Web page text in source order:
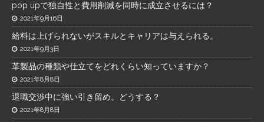
pop upで独自性と費用削減を同時に成立させるには？
2021年9月16日
給料は上げられないがスキルとキャリアは与えられる。
2021年9月3日
革製品の種類や仕立てをどれくらい知っていますか？
2021年8月8日
退職交渉中に強い引き留め。どうする？
2021年8月8日